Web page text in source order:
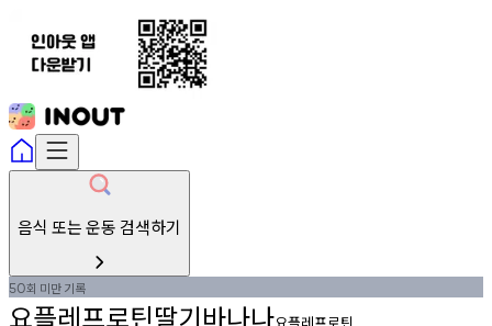
음식 또는 운동 검색하기
50회 미만기록
요플레프로틴딸기바나나